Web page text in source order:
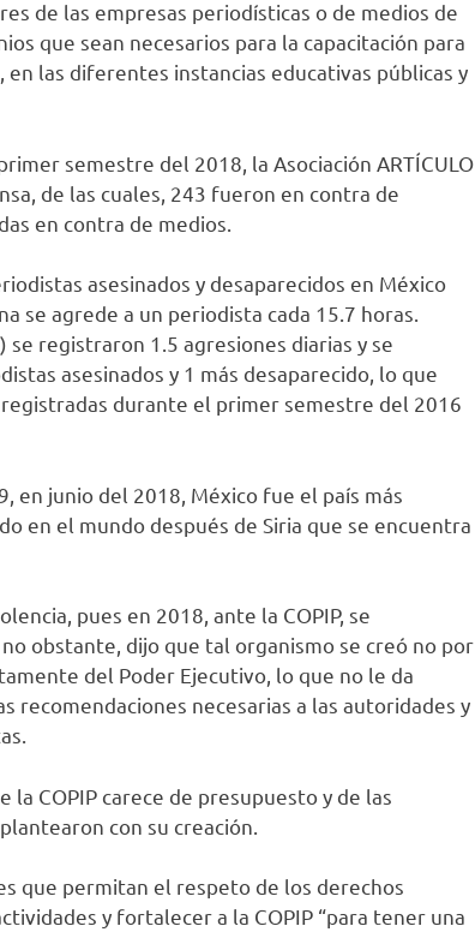
de las empresas periodísticas o de medios de
que sean necesarios para la capacitación para
las diferentes instancias educativas públicas y
semestre del 2018, la Asociación ARTÍCULO
de las cuales, 243 fueron en contra de
en contra de medios.
asesinados y desaparecidos en México
se agrede a un periodista cada 15.7 horas.
registraron 1.5 agresiones diarias y se
asesinados y 1 más desaparecido, lo que
durante el primer semestre del 2016
en junio del 2018, México fue el país más
en el mundo después de Siria que se encuentra
pues en 2018, ante la COPIP, se
obstante, dijo que tal organismo se creó no por
del Poder Ejecutivo, lo que no le da
recomendaciones necesarias a las autoridades y
COPIP carece de presupuesto y de las
con su creación.
que permitan el respeto de los derechos
y fortalecer a la COPIP “para tener una